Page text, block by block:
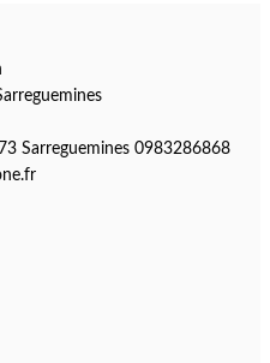
Sarreguemines 0983286868